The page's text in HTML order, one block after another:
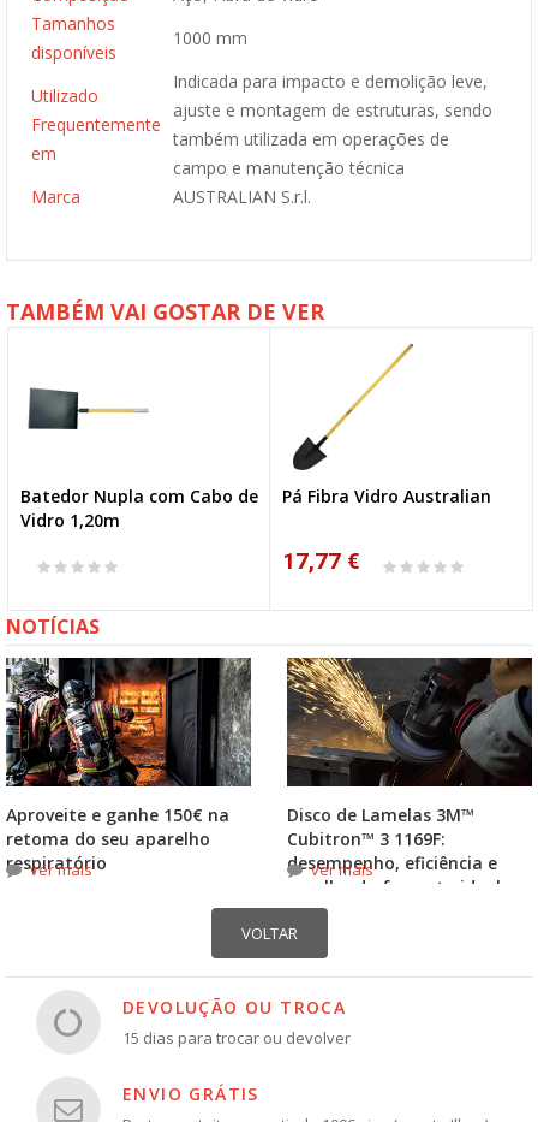
Tamanhos
disponíveis
1000 mm
Utilizado
Frequentemente
em
Indicada para impacto e demolição leve,
ajuste e montagem de estruturas, sendo
também utilizada em operações de
campo e manutenção técnica
Marca
AUSTRALIAN S.r.l.
TAMBÉM VAI GOSTAR DE VER
NOVO
Batedor Nupla com Cabo de
Vidro 1,20m
Pá Fibra Vidro Australian
17,77 €
NOTÍCIAS
Aproveite e ganhe 150€ na
retoma do seu aparelho
respiratório
ver mais
Disco de Lamelas 3M™
Cubitron™ 3 1169F:
desempenho, eficiência e
escolha do formato ideal
ver mais
DEVOLUÇÃO OU TROCA
15 dias para trocar ou devolver
ENVIO GRÁTIS